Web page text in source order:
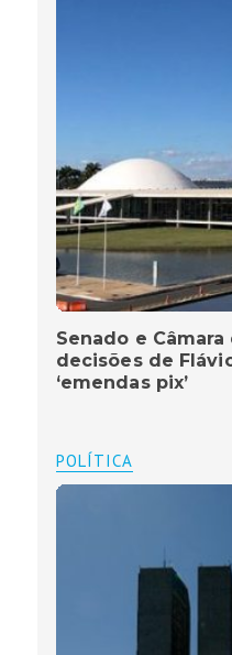
Senado e
decisões de
‘emendas pix’
POLÍTICA